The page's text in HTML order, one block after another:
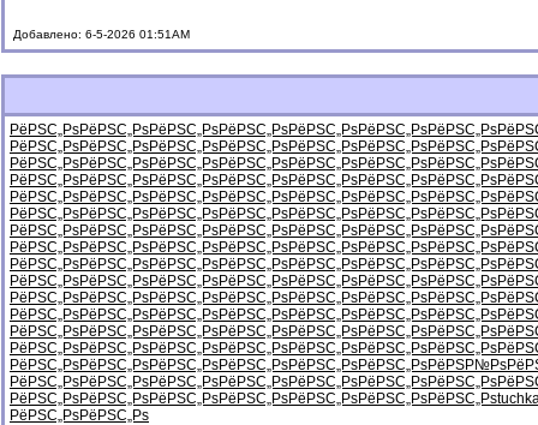
Добавлено: 6-5-2026 01:51AM
РёРЅС„РѕРёРЅС„РѕРёРЅС„РѕРёРЅС„РѕРёРЅС„РѕРёРЅС„РѕРёРЅС„Рѕ
РёРЅС„РѕРёРЅС„РѕРёРЅС„РѕРёРЅС„РѕРёРЅС„РѕРёРЅС„РѕРёРЅС„Рѕ
РёРЅС„РѕРёРЅС„РѕРёРЅС„РѕРёРЅС„РѕРёРЅС„РѕРёРЅС„РѕРёРЅС„Рѕ
РёРЅС„РѕРёРЅС„РѕРёРЅС„РѕРёРЅС„РѕРёРЅС„РѕРёРЅС„РѕРёРЅС„Рѕ
РёРЅС„РѕРёРЅС„РѕРёРЅС„РѕРёРЅС„РѕРёРЅС„РѕРёРЅС„РѕРёРЅС„Рѕ
РёРЅС„РѕРёРЅС„РѕРёРЅС„РѕРёРЅС„РѕРёРЅС„РѕРёРЅС„РѕРёРЅС„Рѕ
РёРЅС„РѕРёРЅС„РѕРёРЅС„РѕРёРЅС„РѕРёРЅС„РѕРёРЅС„РѕРёРЅС„Рѕ
РёРЅС„РѕРёРЅС„РѕРёРЅС„РѕРёРЅС„РѕРёРЅС„РѕРёРЅС„РѕРёРЅС„Рѕ
РёРЅС„РѕРёРЅС„РѕРёРЅС„РѕРёРЅС„РѕРёРЅС„РѕРёРЅС„РѕРёРЅС„Рѕ
РёРЅС„РѕРёРЅС„РѕРёРЅС„РѕРёРЅС„РѕРёРЅС„РѕРёРЅС„РѕРёРЅС„Рѕ
РёРЅС„РѕРёРЅС„РѕРёРЅС„РѕРёРЅС„РѕРёРЅС„РѕРёРЅС„РѕРёРЅС„Рѕ
РёРЅС„РѕРёРЅС„РѕРёРЅС„РѕРёРЅС„РѕРёРЅС„РѕРёРЅС„РѕРёРЅС„Рѕ
РёРЅС„РѕРёРЅС„РѕРёРЅС„РѕРёРЅС„РѕРёРЅС„РѕРёРЅС„РѕРёРЅС„Рѕ
РёРЅС„РѕРёРЅС„РѕРёРЅС„РѕРёРЅС„РѕРёРЅС„РѕРёРЅС„РѕРёРЅС„Рѕ
РёРЅС„РѕРёРЅС„РѕРёРЅС„РѕРёРЅС„РѕРёРЅС„РѕРёРЅС„РѕРёРЅР№Рѕ
РёРЅС„РѕРёРЅС„РѕРёРЅС„РѕРёРЅС„РѕРёРЅС„РѕРёРЅС„РѕРёРЅС„Рѕ
РёРЅС„РѕРёРЅС„РѕРёРЅС„РѕРёРЅС„РѕРёРЅС„РѕРёРЅС„РѕРёРЅС„Рѕ
РёРЅС„РѕРёРЅС„Рѕ